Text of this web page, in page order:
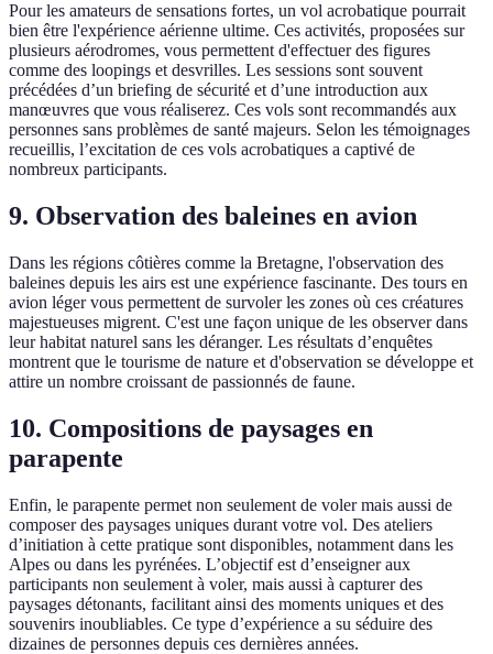
Pour les amateurs de sensations fortes, un vol acrobatique pourrait
bien être l'expérience aérienne ultime. Ces activités, proposées sur
plusieurs aérodromes, vous permettent d'effectuer des figures
comme des loopings et desvrilles. Les sessions sont souvent
précédées d’un briefing de sécurité et d’une introduction aux
manœuvres que vous réaliserez. Ces vols sont recommandés aux
personnes sans problèmes de santé majeurs. Selon les témoignages
recueillis, l’excitation de ces vols acrobatiques a captivé de
nombreux participants.
9. Observation des baleines en avion
Dans les régions côtières comme la Bretagne, l'observation des
baleines depuis les airs est une expérience fascinante. Des tours en
avion léger vous permettent de survoler les zones où ces créatures
majestueuses migrent. C'est une façon unique de les observer dans
leur habitat naturel sans les déranger. Les résultats d’enquêtes
montrent que le tourisme de nature et d'observation se développe et
attire un nombre croissant de passionnés de faune.
10. Compositions de paysages en
parapente
Enfin, le parapente permet non seulement de voler mais aussi de
composer des paysages uniques durant votre vol. Des ateliers
d’initiation à cette pratique sont disponibles, notamment dans les
Alpes ou dans les pyrénées. L’objectif est d’enseigner aux
participants non seulement à voler, mais aussi à capturer des
paysages détonants, facilitant ainsi des moments uniques et des
souvenirs inoubliables. Ce type d’expérience a su séduire des
dizaines de personnes depuis ces dernières années.